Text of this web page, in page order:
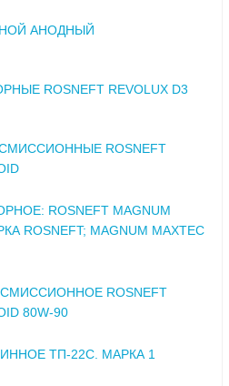
АНОДНЫЙ
ROSNEFT REVOLUX D3
ROSNEFT
ROSNEFT MAGNUM
ROSNEFT; MAGNUM MAXTEC
ROSNEFT
80W-90
ТП-22С. МАРКА 1